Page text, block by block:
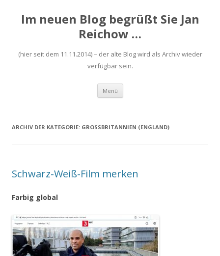
Im neuen Blog begrüßt Sie Jan
Reichow …
(hier seit dem 11.11.2014) – der alte Blog wird als Archiv wieder
verfügbar sein.
Menü Zum
springen
ARCHIV DER KATEGORIE: GROSSBRITANNIEN (ENGLAND)
Schwarz-Weiß-Film merken
Farbig global